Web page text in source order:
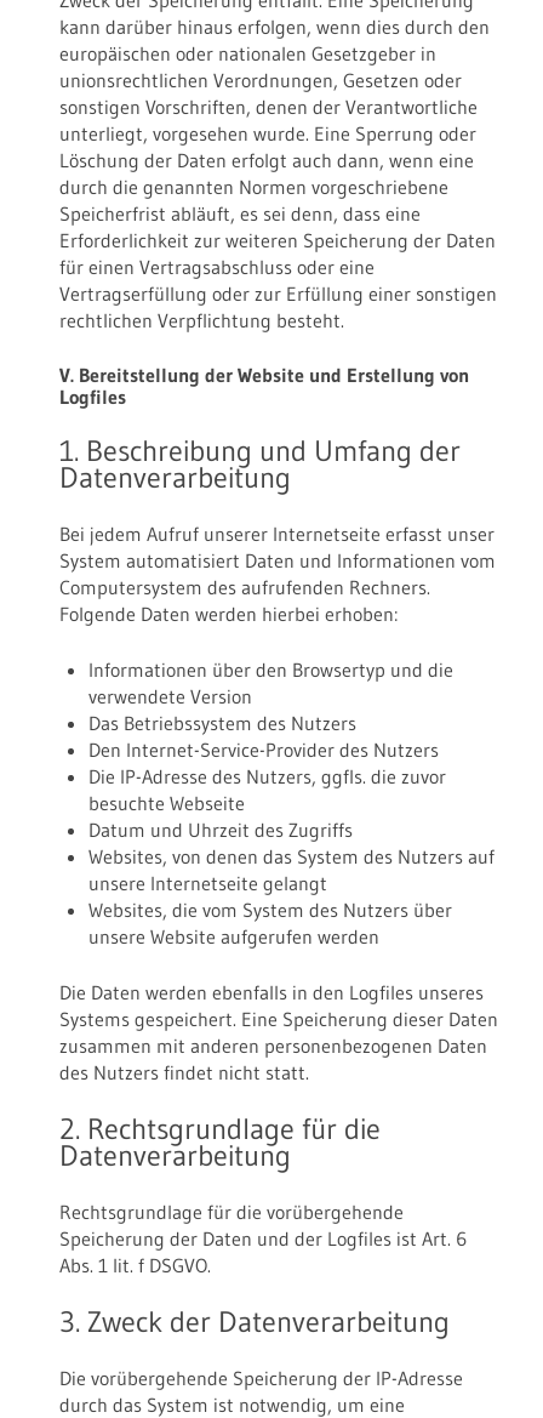
kann darüber hinaus erfolgen, wenn dies durch den
europäischen oder nationalen Gesetzgeber in
unionsrechtlichen Verordnungen, Gesetzen oder
sonstigen Vorschriften, denen der Verantwortliche
unterliegt, vorgesehen wurde. Eine Sperrung oder
Löschung der Daten erfolgt auch dann, wenn eine
durch die genannten Normen vorgeschriebene
Speicherfrist abläuft, es sei denn, dass eine
Erforderlichkeit zur weiteren Speicherung der Daten
für einen Vertragsabschluss oder eine
Vertragserfüllung oder zur Erfüllung einer sonstigen
rechtlichen Verpflichtung besteht.
V. Bereitstellung der Website und Erstellung von
Logfiles
1. Beschreibung und Umfang der
Datenverarbeitung
Bei jedem Aufruf unserer Internetseite erfasst unser
System automatisiert Daten und Informationen vom
Computersystem des aufrufenden Rechners.
Folgende Daten werden hierbei erhoben:
Informationen über den Browsertyp und die
verwendete Version
Das Betriebssystem des Nutzers
Den Internet-Service-Provider des Nutzers
Die IP-Adresse des Nutzers, ggfls. die zuvor
besuchte Webseite
Datum und Uhrzeit des Zugriffs
Websites, von denen das System des Nutzers auf
unsere Internetseite gelangt
Websites, die vom System des Nutzers über
unsere Website aufgerufen werden
Die Daten werden ebenfalls in den Logfiles unseres
Systems gespeichert. Eine Speicherung dieser Daten
zusammen mit anderen personenbezogenen Daten
des Nutzers findet nicht statt.
2. Rechtsgrundlage für die
Datenverarbeitung
Rechtsgrundlage für die vorübergehende
Speicherung der Daten und der Logfiles ist Art. 6
Abs. 1 lit. f DSGVO.
3. Zweck der Datenverarbeitung
Die vorübergehende Speicherung der IP-Adresse
durch das System ist notwendig, um eine